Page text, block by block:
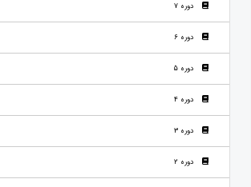
دوره 7
دوره 6
دوره 5
دوره 4
دوره 3
دوره 2